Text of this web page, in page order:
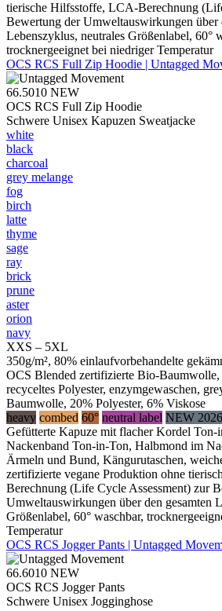
tierische Hilfsstoffe, LCA-Berechnung
Bewertung der Umweltauswirkungen über
Lebenszyklus, neutrales Größenlabel, 60°
trocknergeeignet bei niedriger Temperatur
OCS RCS Full Zip Hoodie | Untagged
66.5010 NEW
OCS RCS Full Zip Hoodie
Schwere Unisex Kapuzen Sweatjacke
white
black
charcoal
grey melange
fog
birch
latte
thyme
sage
ray
brick
prune
aster
orion
navy
XXS – 5XL
350g/m², 80% einlaufvorbehandelte
OCS Blended zertifizierte Bio-
recyceltes Polyester, enzymgewaschen,
Baumwolle, 20% Polyester, 6% Viskose
heavy combed 60° neutral label NEW 2026
Gefütterte Kapuze mit flacher Kordel Ton-
Nackenband Ton-in-Ton, Halbmond im
Ärmeln und Bund, Kängurutaschen,
zertifizierte vegane Produktion ohne
Berechnung (Life Cycle Assessment) zur
Umweltauswirkungen über den gesamten
Größenlabel, 60° waschbar,
Temperatur
OCS RCS Jogger Pants | Untagged
66.6010 NEW
OCS RCS Jogger Pants
Schwere Unisex Jogginghose